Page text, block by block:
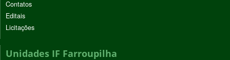
Contatos
Editais
Licitações
Unidades IF Farroupilha